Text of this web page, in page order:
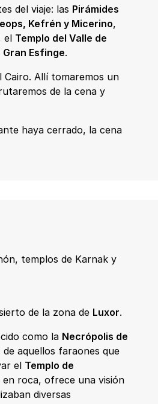
del viaje: las Pirámides
Kefrén y Micerino,
el Templo del Valle de
Gran Esfinge.
Cairo. Allí tomaremos un
de la cena y
haya cerrado, la cena
templos de Karnak y
de la zona de Luxor.
como la Necrópolis de
aquellos faraones que
el Templo de
roca, ofrece una visión
diversas